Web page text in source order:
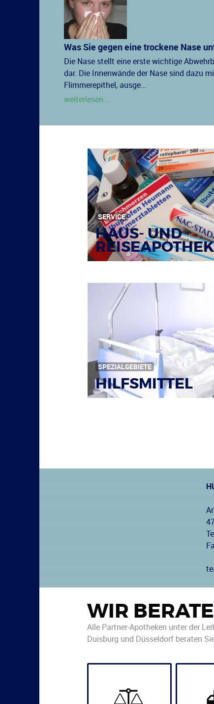
Was Sie gegen eine trockene Nase
Die Nase stellt eine erste wichtige
dar. Die Innenwände der Nase sind dazu
Flimmerepithel, ausge...
weiterlesen...
SERVICE
HAUS- UND
Bildquelle: © Tim Reckmann / pixelio.de
SPEZIALGEBIETE
HILFSMITTEL
Bild: © Rainer Sturm / pixelio.de
WIR
Alle Partner-Apotheken unter der
Duisburg und Düsseldorf beraten